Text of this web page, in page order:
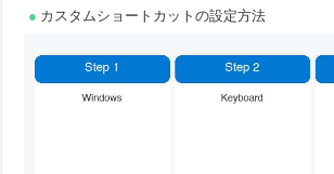
カスタムショートカットの設定方法